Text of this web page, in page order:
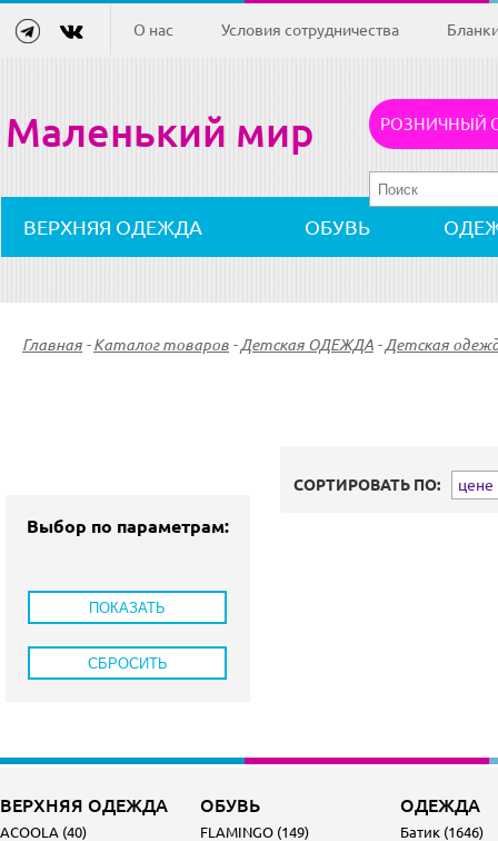
О нас Условия сотрудничества
Маленький мир РОЗНИЧНЫЙ
ВЕРХНЯЯ ОДЕЖДА ОБУВЬ
Главная - Каталог товаров - Детская ОДЕЖДА - Детская
Выбор по параметрам:
СОРТИРОВАТЬ ПО: цене
ВЕРХНЯЯ ОДЕЖДА
ACOOLA (40)
ОБУВЬ
FLAMINGO (149)
ОДЕЖДА
Батик (1646)